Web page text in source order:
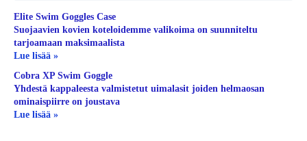
Elite Swim Goggles Case
Suojaavien kovien koteloidemme valikoima on suunniteltu
tarjoamaan maksimaalista
Lue lisää »
Cobra XP Swim Goggle
Yhdestä kappaleesta valmistetut uimalasit joiden helmaosan
ominaispiirre on joustava
Lue lisää »